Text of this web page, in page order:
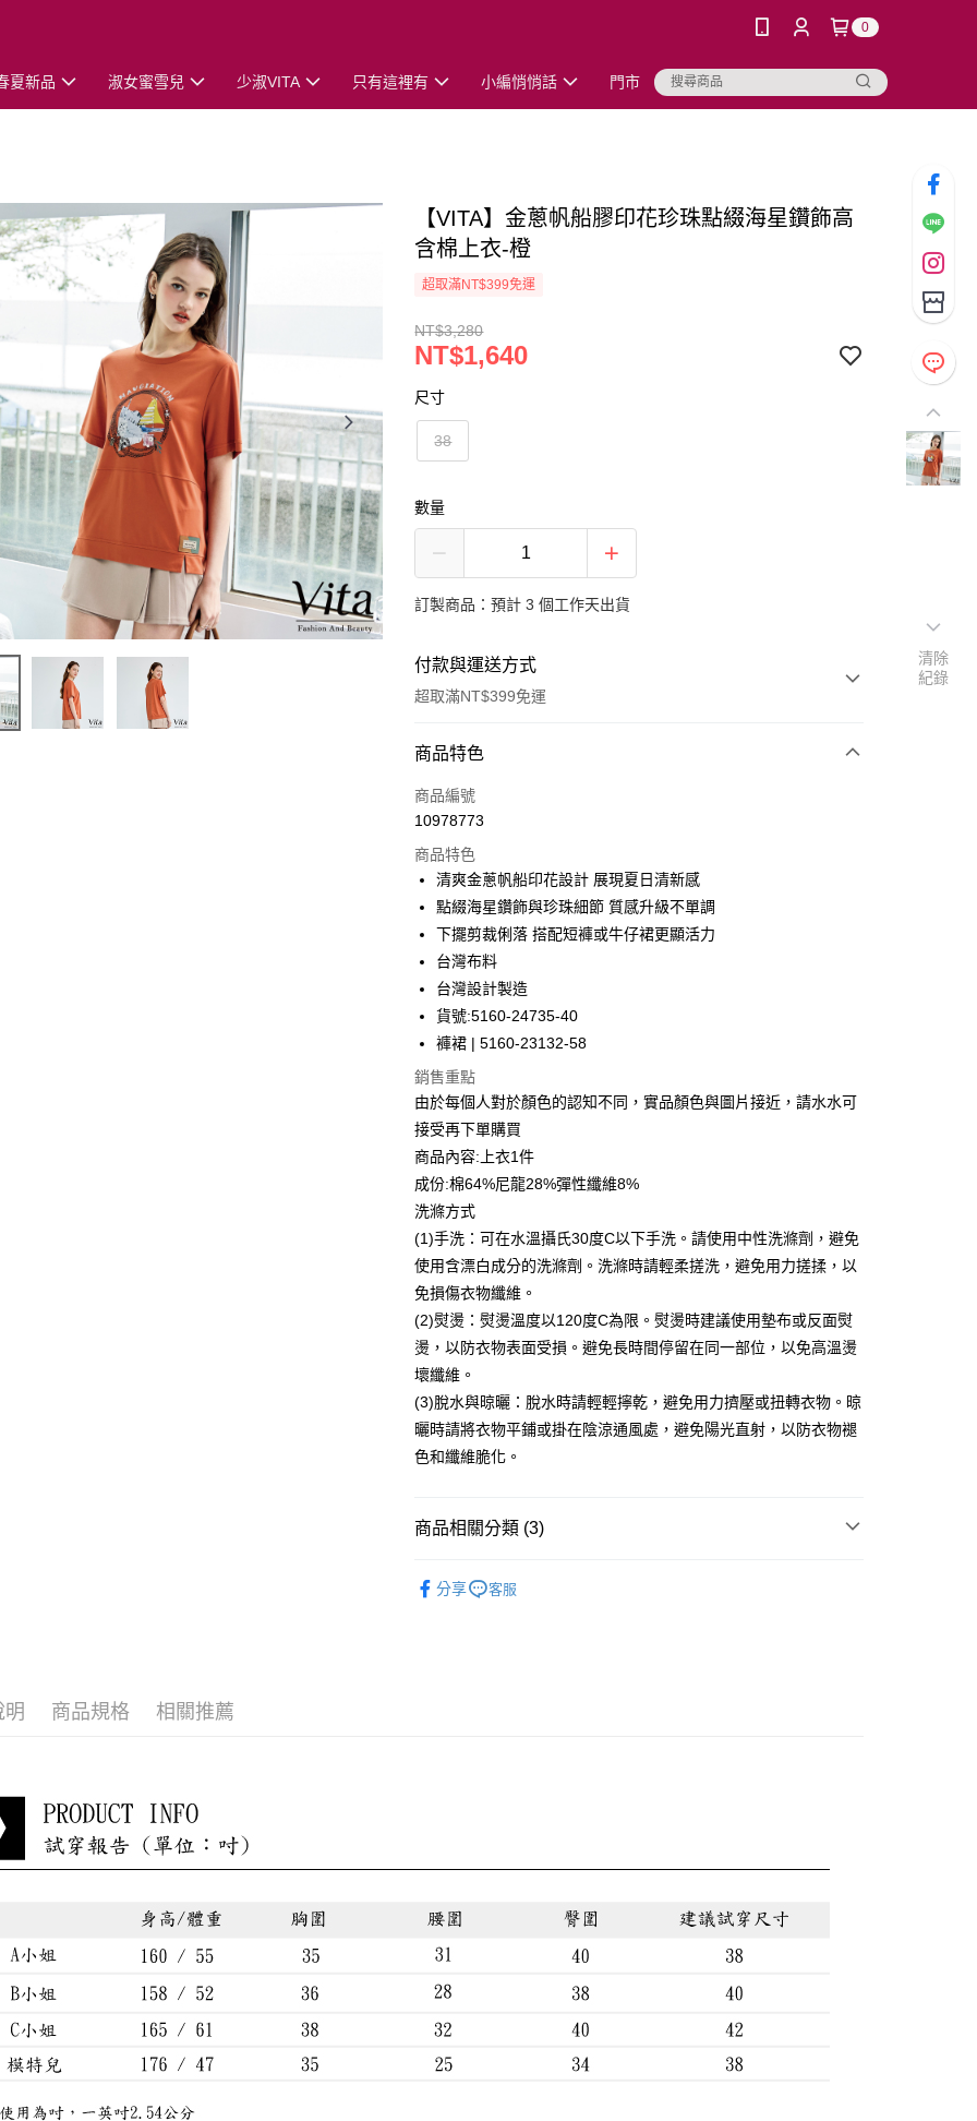
0
夏新品 淑女蜜雪兒 少淑VITA 只有這裡有 小編悄悄話 門市
【VITA】金蔥帆船膠印花珍珠點綴海星鑽飾高
含棉上衣-橙
超取滿NT$399免運
NT$3,280
NT$1,640
尺寸
38
數量
訂製商品：預計 3 個工作天出貨
付款與運送方式
超取滿NT$399免運
付款方式
信用卡一次付款
3 期 0 利率 每期 NT$546
合作金庫商業銀行
第一商業銀行
華南商業銀行
彰化商業銀行
國泰世華商業銀行
臺灣中小企業銀行
匯豐（台灣）商業銀行
聯邦商業銀行
玉山商業銀行
台新國際商業銀行
中國信託商業銀行
台灣樂天信用卡公司
LINE Pay
街口支付
全盈+PAY
ATM付款
貨到付款
運送方式
付款後全家取貨
每筆NT$80，滿NT$399(含以上)免運費
付款後7-11取貨
每筆NT$80，滿NT$888(含以上)免運費
宅配到府
每筆NT$80，滿NT$888(含以上)免運費
商品特色
商品編號
10978773
商品特色
清爽金蔥帆船印花設計 展現夏日清新感
點綴海星鑽飾與珍珠細節 質感升級不單調
下擺剪裁俐落 搭配短褲或牛仔裙更顯活力
台灣布料
台灣設計製造
貨號:5160-24735-40
褲裙 | 5160-23132-58
銷售重點
由於每個人對於顏色的認知不同，實品顏色與圖片接近，請水水可
接受再下單購買
商品內容:上衣1件
成份:棉64%尼龍28%彈性纖維8%
洗滌方式
(1)手洗：可在水溫攝氏30度C以下手洗。請使用中性洗滌劑，避免
使用含漂白成分的洗滌劑。洗滌時請輕柔搓洗，避免用力搓揉，以
免損傷衣物纖維。
(2)熨燙：熨燙溫度以120度C為限。熨燙時建議使用墊布或反面熨
燙，以防衣物表面受損。避免長時間停留在同一部位，以免高溫燙
壞纖維。
(3)脫水與晾曬：脫水時請輕輕擰乾，避免用力擠壓或扭轉衣物。晾
曬時請將衣物平鋪或掛在陰涼通風處，避免陽光直射，以防衣物褪
色和纖維脆化。
商品相關分類 (3)
分享 客服
明 商品規格 相關推薦
清除
紀錄